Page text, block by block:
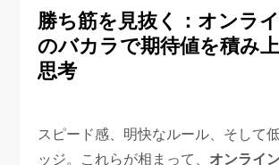
勝ち筋を見抜く：オンラ
のバカラで期待値を積み
思考
スピード感、明快なルール、そして
ッジ。これらが相まって、 オンライ